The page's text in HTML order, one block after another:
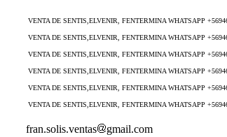
VENTA DE SENTIS,ELVENIR, FENTERMINA WHATSAPP
VENTA DE SENTIS,ELVENIR, FENTERMINA WHATSAPP
VENTA DE SENTIS,ELVENIR, FENTERMINA WHATSAPP
VENTA DE SENTIS,ELVENIR, FENTERMINA WHATSAPP
VENTA DE SENTIS,ELVENIR, FENTERMINA WHATSAPP
VENTA DE SENTIS,ELVENIR, FENTERMINA WHATSAPP
fran.solis.ventas gmail.com